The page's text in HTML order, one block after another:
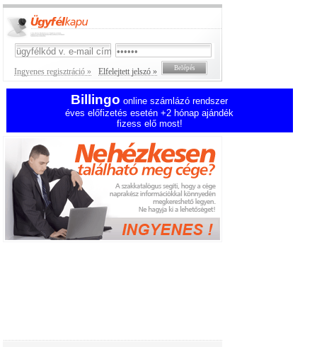
Ingyenes regisztráció » Elfelejtett jelszó »
Billingo online számlázó rendszer
éves előfizetés esetén +2 hónap ajándék
fizess elő most!